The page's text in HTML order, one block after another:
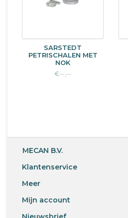
SARSTEDT
PETRISCHALEN MET
NOK
€--,--
MECAN B.V.
Klantenservice
Meer
Mijn account